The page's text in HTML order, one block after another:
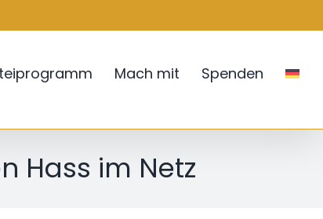
Mach mit Spenden
Hass im Netz